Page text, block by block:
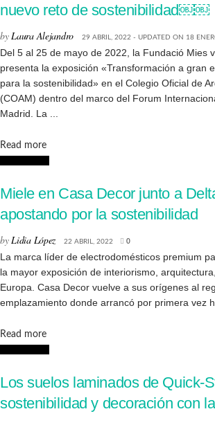
nuevo reto de sostenibilidad￼￼
by Laura Alejandro 29 ABRIL, 2022 - UPDATED ON 18
Del 5 al 25 de mayo de 2022, la Fundació Mies
presenta la exposición «Transformación a gran
para la sostenibilidad» en el Colegio Oficial de
(COAM) dentro del marco del Forum
Madrid. La ...
Read moreDetails
Miele en Casa Decor junto a
apostando por la sostenibilidad
byLidia López 22 ABRIL, 2022 0
La marca líder de electrodomésticos premium
la mayor exposición de interiorismo,
Europa. Casa Decor vuelve a sus orígenes al
emplazamiento donde arrancó por primera vez
Read moreDetails
Los suelos laminados de Quick-
sostenibilidad y decoración con